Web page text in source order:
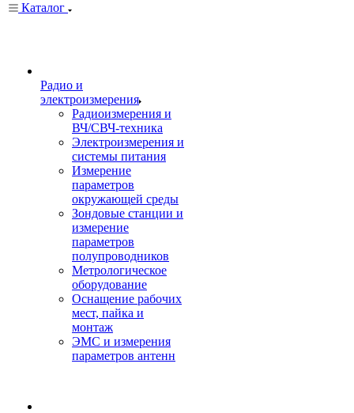
Каталог
Радио и
электроизмерения
Радиоизмерения и
ВЧ/СВЧ-техника
Электроизмерения и
системы питания
Измерение
параметров
окружающей среды
Зондовые станции и
измерение
параметров
полупроводников
Метрологическое
оборудование
Оснащение рабочих
мест, пайка и
монтаж
ЭМС и измерения
параметров антенн